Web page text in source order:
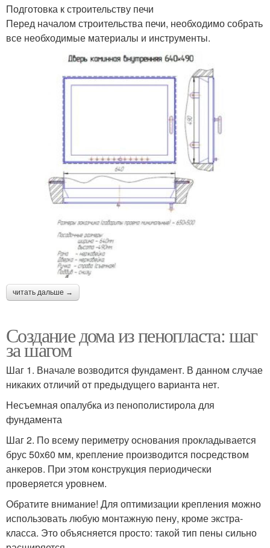
Подготовка к строительству печи
Перед началом строительства печи, необходимо собрать
все необходимые материалы и инструменты.
читать дальше →
Создание дома из пенопласта: шаг
за шагом
Шаг 1. Вначале возводится фундамент. В данном случае
никаких отличий от предыдущего варианта нет.
Несъемная опалубка из пенополистирола для
фундамента
Шаг 2. По всему периметру основания прокладывается
брус 50х60 мм, крепление производится посредством
анкеров. При этом конструкция периодически
проверяется уровнем.
Обратите внимание! Для оптимизации крепления можно
использовать любую монтажную пену, кроме экстра-
класса. Это объясняется просто: такой тип пены сильно